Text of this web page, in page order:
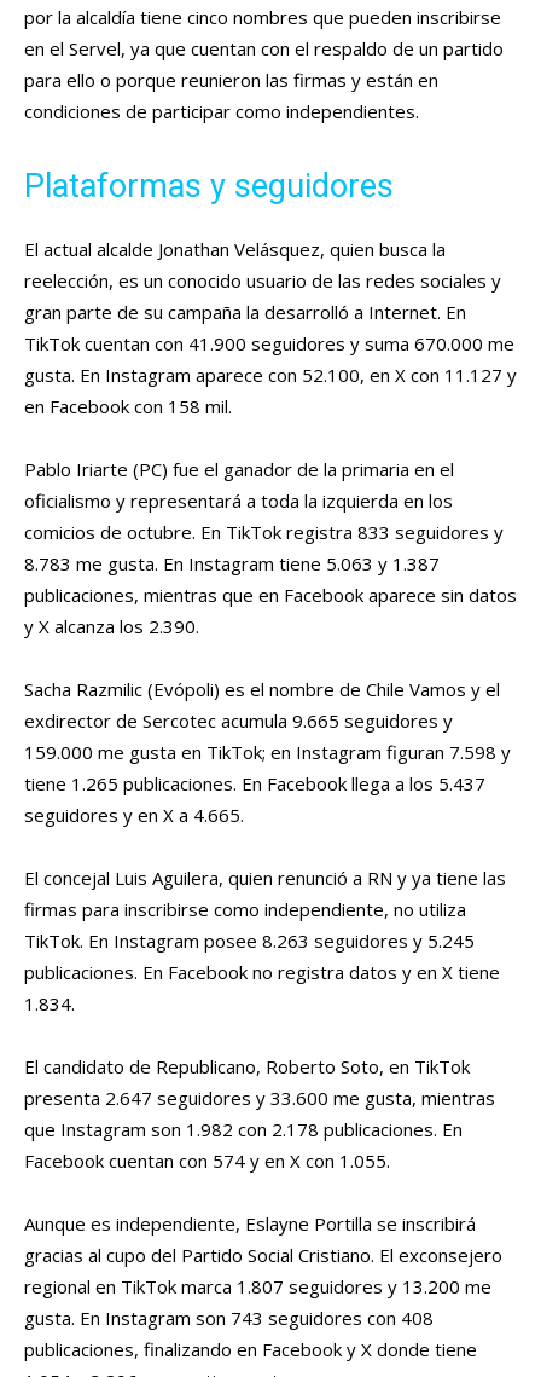
por la alcaldía tiene cinco nombres que pueden inscribirse
en el Servel, ya que cuentan con el respaldo de un partido
para ello o porque reunieron las firmas y están en
condiciones de participar como independientes.
Plataformas y seguidores
El actual alcalde Jonathan Velásquez, quien busca la
reelección, es un conocido usuario de las redes sociales y
gran parte de su campaña la desarrolló a Internet. En
TikTok cuentan con 41.900 seguidores y suma 670.000 me
gusta. En Instagram aparece con 52.100, en X con 11.127 y
en Facebook con 158 mil.
Pablo Iriarte (PC) fue el ganador de la primaria en el
oficialismo y representará a toda la izquierda en los
comicios de octubre. En TikTok registra 833 seguidores y
8.783 me gusta. En Instagram tiene 5.063 y 1.387
publicaciones, mientras que en Facebook aparece sin datos
y X alcanza los 2.390.
Sacha Razmilic (Evópoli) es el nombre de Chile Vamos y el
exdirector de Sercotec acumula 9.665 seguidores y
159.000 me gusta en TikTok; en Instagram figuran 7.598 y
tiene 1.265 publicaciones. En Facebook llega a los 5.437
seguidores y en X a 4.665.
El concejal Luis Aguilera, quien renunció a RN y ya tiene las
firmas para inscribirse como independiente, no utiliza
TikTok. En Instagram posee 8.263 seguidores y 5.245
publicaciones. En Facebook no registra datos y en X tiene
1.834.
El candidato de Republicano, Roberto Soto, en TikTok
presenta 2.647 seguidores y 33.600 me gusta, mientras
que Instagram son 1.982 con 2.178 publicaciones. En
Facebook cuentan con 574 y en X con 1.055.
Aunque es independiente, Eslayne Portilla se inscribirá
gracias al cupo del Partido Social Cristiano. El exconsejero
regional en TikTok marca 1.807 seguidores y 13.200 me
gusta. En Instagram son 743 seguidores con 408
publicaciones, finalizando en Facebook y X donde tiene